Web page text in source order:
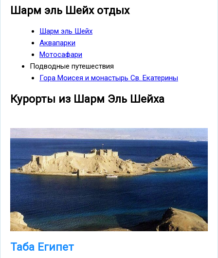
Шарм эль Шейх отдых
Шарм эль Шейх
Аквапарки
Мотосафари
Подводные путешествия
Гора Моисея и монастырь Св. Екатерины
Курорты из Шарм Эль Шейха
Таба Египет